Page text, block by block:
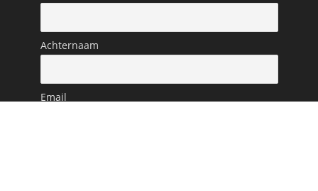
Achternaam
Email